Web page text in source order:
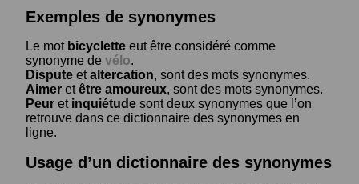
Exemples de synonymes
Le mot bicyclette eut être considéré comme
synonyme de vélo.
Dispute etaltercation, sont des mots synonymes.
Aimer etêtre amoureux, sont des mots synonymes.
Peur et inquiétude sont deux synonymes que l’on
retrouve dans ce dictionnaire des synonymes en
ligne.
Usage d’un dictionnaire des synonymes